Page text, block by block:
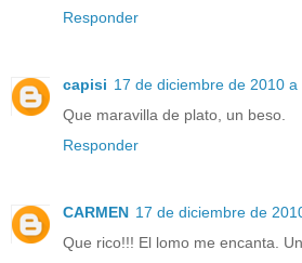
Responder
capisi 17 de diciembre de 2010 a
Que maravilla de plato, un beso.
Responder
CARMEN 17 de diciembre de
Que rico!!! El lomo me encanta.